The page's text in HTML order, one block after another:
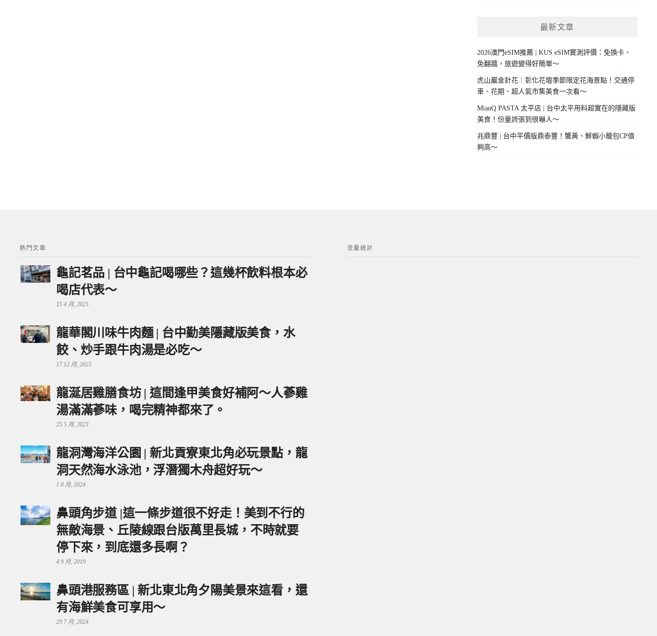
最新文章
2026澳門eSIM推薦 | KUS eSIM實測評價：免換卡、
免翻牆，旅遊變得好簡單～
虎山巖金針花｜彰化花壇季節限定花海景點！交通停
車、花期、超人氣市集美食一次看～
MianQ PASTA 太平店 | 台中太平用料超實在的隱藏版
美食！份量誇張到很嚇人～
兆鼎豐 | 台中平價版鼎泰豐！蟹黃、鮮蝦小籠包CP值
夠高～
熱門文章
龜記茗品 | 台中龜記喝哪些？這幾杯飲料根本必
喝店代表～
15 4 月, 2025
龍華閣川味牛肉麵 | 台中勤美隱藏版美食，水
餃、炒手跟牛肉湯是必吃～
17 12 月, 2023
龍涎居雞膳食坊 | 這間逢甲美食好補阿～人蔘雞
湯滿滿蔘味，喝完精神都來了。
25 5 月, 2023
龍洞灣海洋公園 | 新北貢寮東北角必玩景點，龍
洞天然海水泳池，浮潛獨木舟超好玩～
1 8 月, 2024
鼻頭角步道 |這一條步道很不好走！美到不行的
無敵海景、丘陵線跟台版萬里長城，不時就要
停下來，到底還多長啊？
4 9 月, 2019
鼻頭港服務區 | 新北東北角夕陽美景來這看，還
有海鮮美食可享用～
29 7 月, 2024
流量統計